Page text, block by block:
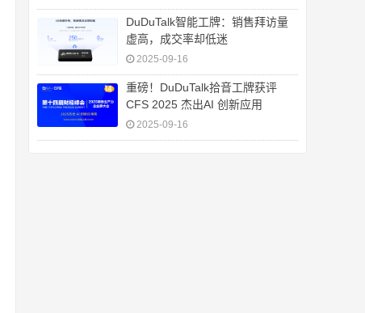
DuDuTalk智能工牌：销售拜访量
虚高，成交率却低迷
2025-09-16
重磅！DuDuTalk拾音工牌获评
CFS 2025 杰出AI 创新应用
2025-09-16